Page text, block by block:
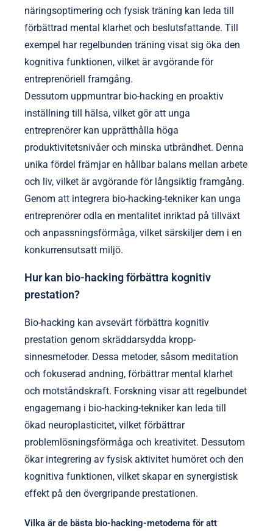
näringsoptimering och fysisk träning kan leda till
förbättrad mental klarhet och beslutsfattande. Till
exempel har regelbunden träning visat sig öka den
kognitiva funktionen, vilket är avgörande för
entreprenöriell framgång.
Dessutom uppmuntrar bio-hacking en proaktiv
inställning till hälsa, vilket gör att unga
entreprenörer kan upprätthålla höga
produktivitetsnivåer och minska utbrändhet. Denna
unika fördel främjar en hållbar balans mellan arbete
och liv, vilket är avgörande för långsiktig framgång.
Genom att integrera bio-hacking-tekniker kan unga
entreprenörer odla en mentalitet inriktad på tillväxt
och anpassningsförmåga, vilket särskiljer dem i en
konkurrensutsatt miljö.
Hur kan bio-hacking förbättra kognitiv
prestation?
Bio-hacking kan avsevärt förbättra kognitiv
prestation genom skräddarsydda kropp-
sinnesmetoder. Dessa metoder, såsom meditation
och fokuserad andning, förbättrar mental klarhet
och motståndskraft. Forskning visar att regelbundet
engagemang i bio-hacking-tekniker kan leda till
ökad neuroplasticitet, vilket förbättrar
problemlösningsförmåga och kreativitet. Dessutom
ökar integrering av fysisk aktivitet humöret och den
kognitiva funktionen, vilket skapar en synergistisk
effekt på den övergripande prestationen.
Vilka är de bästa bio-hacking-metoderna för att